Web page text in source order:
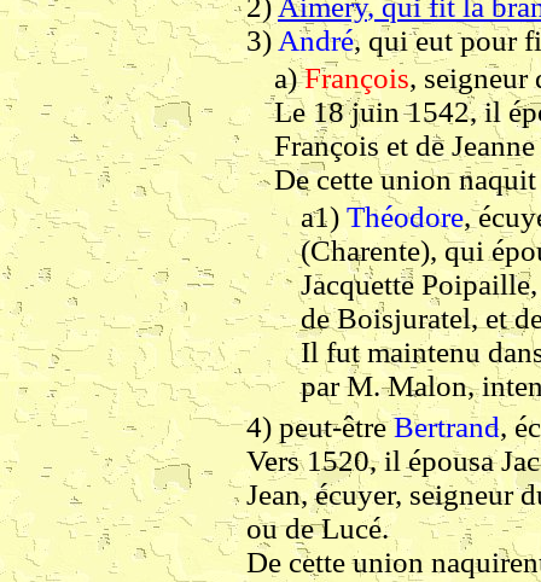
2) Aimery, qui fit la
3) André, qui eut pour
a)François, seigneur
Le 18 juin 1542, il
François et de
De cette union
a1) Théodore,
(Charente), qui
Jacquette
de Boisjuratel, et
Il fut maintenu
par M. Malon,
4) peut-êtreBertrand,
Vers 1520, il épousa
Jean, écuyer, seigneur
ou de Lucé.
De cette union